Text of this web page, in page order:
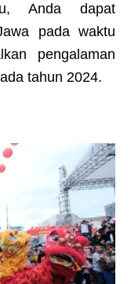
Anda dapat
pada waktu
pengalaman
tahun 2024.